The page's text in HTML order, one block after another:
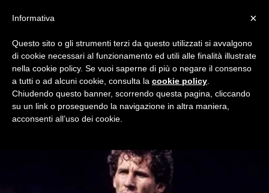
Home Redazionali Voglio essere Chiara
VOGLIO ESSERE CHIARA
Chiara e le sue elucubrazioni solo su Milan Night, il blog dei
tifosi rossoneri.
×
Informativa
Questo sito o gli strumenti terzi da questo utilizzati si avvalgono
di cookie necessari al funzionamento ed utili alle finalità illustrate
nella cookie policy. Se vuoi saperne di più o negare il consenso
a tutti o ad alcuni cookie, consulta la cookie policy
Chiudendo questo banner, scorrendo questa pagina, cliccando
su un link o proseguendo la navigazione in altra maniera,
acconsenti all’uso dei cookie.